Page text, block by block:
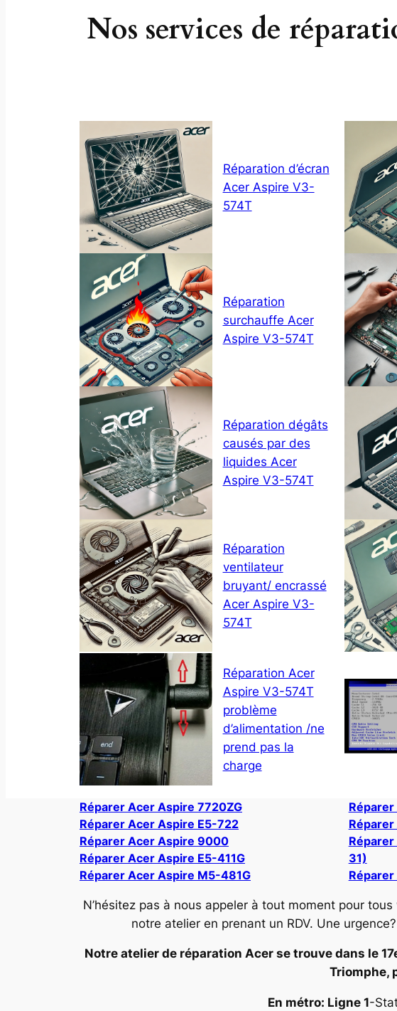
Nos services de
Réparation d’écran
Acer Aspire V3-
574T
Réparation
surchauffe Acer
Aspire V3-574T
Réparation dégâts
causés par des
liquides Acer
Aspire V3-574T
Réparation
ventilateur
bruyant/ encrassé
Acer Aspire V3-
574T
Réparation Acer
Aspire V3-574T
problème
d’alimentation /ne
prend pas la
charge
Réparer Acer Aspire 7720ZG
Réparer Acer Aspire E5-722
Réparer Acer Aspire 9000
Réparer Acer Aspire E5-411G
Réparer Acer Aspire M5-481G
31)
N’hésitez pas à nous appeler à tout moment pour
notre atelier en prenant un RDV. Une
Notre atelier de réparation Acer se trouve dans le
Triomphe,
En métro: Ligne 1-